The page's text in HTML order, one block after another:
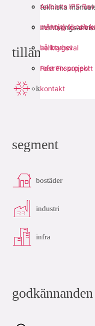
tekniska
Aalberts IPS
verktyg för
verktygsval
Fast Fix
människor och
hållbarhet
referensprojekt
kontakt
tillämpningar
kyla
segment
bostäder
industri
infra
godkännanden